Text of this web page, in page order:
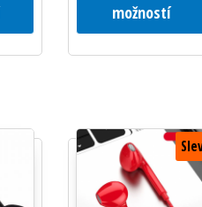
možností